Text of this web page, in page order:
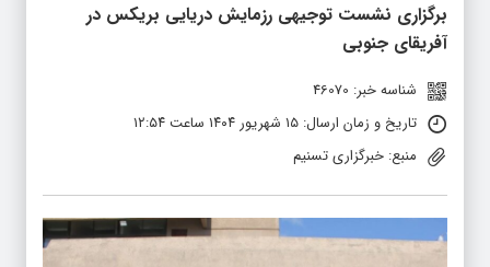
برگزاری نشست توجیهی رزمایش دریایی بریکس در
آفریقای جنوبی
شناسه خبر: 46070
تاریخ و زمان ارسال: ۱۵ شهریور ۱۴۰۴ ساعت ۱۲:۵۴
منبع: خبرگزاری تسنیم